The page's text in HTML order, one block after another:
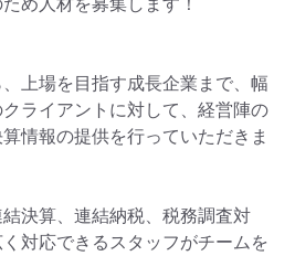
上場を目指す成長企業まで、幅
ライアントに対して、経営陣の
情報の提供を行っていただきま
決算、連結納税、税務調査対
対応できるスタッフがチームを